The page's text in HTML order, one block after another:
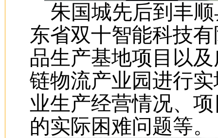
朱国城先后到丰
东省双十智能科技
品生产基地项目以
链物流产业园进行
业生产经营情况、
的实际困难问题等。